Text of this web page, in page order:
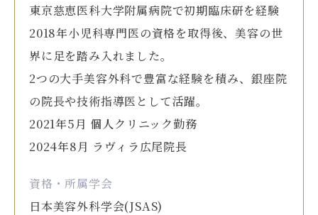
東京慈恵医科大学附属病院で初期臨床研を経験
2018年小児科専門医の資格を取得後、美容の世
界に足を踏み入れました。
2つの大手美容外科で豊富な経験を積み、銀座院
の院長や技術指導医として活躍。
2021年5月 個人クリニック勤務
2024年8月 ラヴィラ広尾院長
資格・所属学会
日本美容外科学会(JSAS)